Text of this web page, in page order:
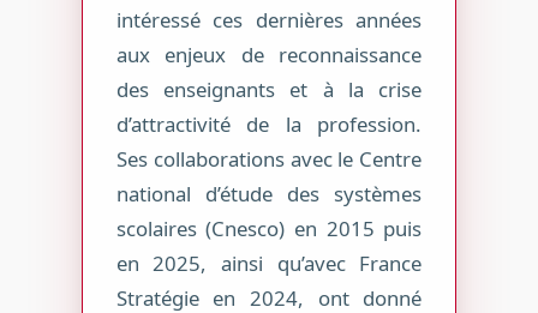
intéressé ces dernières années
aux enjeux de reconnaissance
des enseignants et à la crise
d’attractivité de la profession.
Ses collaborations avec le Centre
national d’étude des systèmes
scolaires (Cnesco) en 2015 puis
en 2025, ainsi qu’avec France
Stratégie en 2024, ont donné